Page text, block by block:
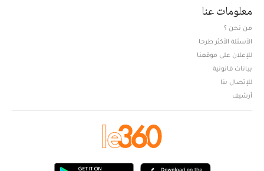
معلومات عنا
من نحن ؟
الأسئلة الأكثر طرحا
للإعلان على موقعنا
بيانات قانونية
للإتصال بنا
أرشيف